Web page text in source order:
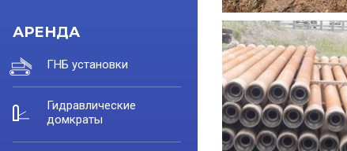
АРЕНДА
ГНБ установки
Гидравлические
домкраты